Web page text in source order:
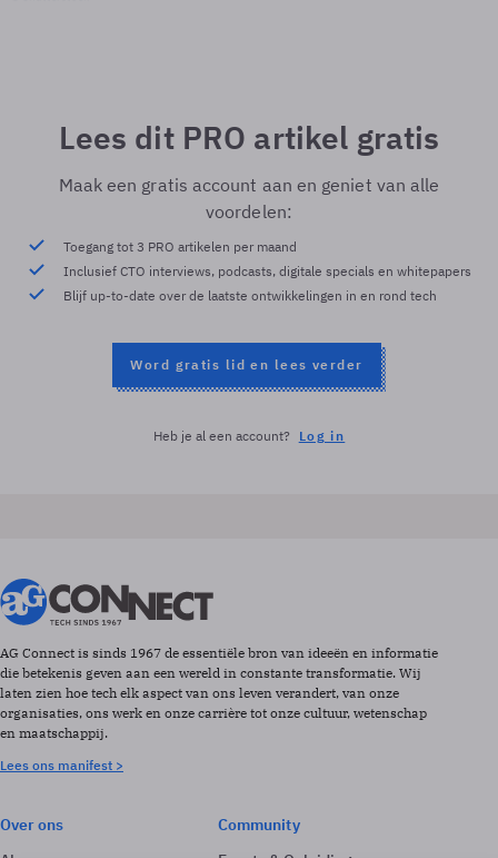
Lees dit PRO artikel gratis
Maak een gratis account aan en geniet van alle
voordelen:
Toegang tot 3 PRO artikelen per maand
Inclusief CTO interviews, podcasts, digitale specials en whitepapers
Blijf up-to-date over de laatste ontwikkelingen in en rond tech
Word gratis lid en lees verder
Heb je al een account? Log in
AG Connect is sinds 1967 de essentiële bron van ideeën en informatie
die betekenis geven aan een wereld in constante transformatie. Wij
laten zien hoe tech elk aspect van ons leven verandert, van onze
organisaties, ons werk en onze carrière tot onze cultuur, wetenschap
en maatschappij.
Lees ons manifest >
Over ons
Community